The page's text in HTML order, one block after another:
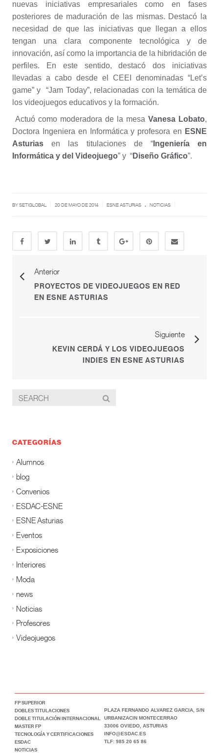
nuevas iniciativas empresariales como en fases
posteriores de maduración de las mismas. Destacó la
necesidad de que las iniciativas que llegan a ellos
tengan una clara componente tecnológica y de
innovación, así como la importancia de la hibridación de
perfiles. En este sentido, destacó dos iniciativas
llevadas a cabo desde el CEEI denominadas “Let’s
game” y “Jam Today”, relacionadas con la temática de
los videojuegos educativos y la formación.
Actuó como moderadora de la mesa Vanesa Lobato,
Doctora Ingeniera en Informática y profesora en ESNE
Asturias en las titulaciones de “Ingeniería en
Informática y del Videojuego” y “Diseño Gráfico”.
BY SETIGLOBAL 20 DE MAYO DE 2014 ESNE ASTURIAS . NOTICIAS
Anterior
PROYECTOS DE VIDEOJUEGOS EN RED
EN ESNE ASTURIAS
Siguiente
KEVIN CERDÁ Y LOS VIDEOJUEGOS
INDIES EN ESNE ASTURIAS
CATEGORÍAS
Alumnos
blog
Convenios
ESDAC-ESNE
ESNE Asturias
Eventos
Exposiciones
Interiores
Moda
news
Noticias
Profesores
Videojuegos
FP SUPERIOR
DOBLES TITULACIONES
DOBLE TITULACIÓN INTERNACIONAL
MASTER FP
TECNOLOGÍA Y CERTIFICACIONES
ESDAC
NOTICIAS
PLAZA FERNANDO ALVAREZ GARCIA, S/N
URBANIZACIN MONTECERRAO
33006 OVIEDO, ASTURIAS
INFO@ESDAC.ES
TLF: 985 20 65 86